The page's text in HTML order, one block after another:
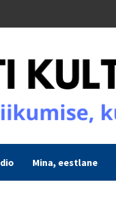
Mina, eestlane